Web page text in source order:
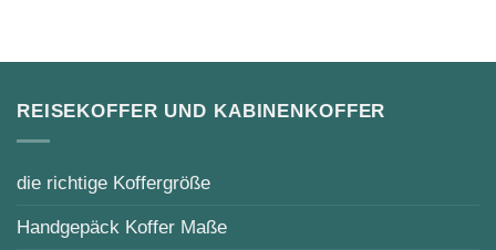
REISEKOFFER UND KABINENKOFFER
die richtige Koffergröße
Handgepäck Koffer Maße